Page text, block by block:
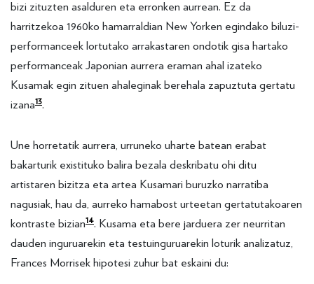
bizi zituzten asalduren eta erronken aurrean. Ez da
harritzekoa 1960ko hamarraldian New Yorken egindako biluzi-
performanceek lortutako arrakastaren ondotik gisa hartako
performanceak Japonian aurrera eraman ahal izateko
Kusamak egin zituen ahaleginak berehala zapuztuta gertatu
izana13.
Une horretatik aurrera, urruneko uharte batean erabat
bakarturik existituko balira bezala deskribatu ohi ditu
artistaren bizitza eta artea Kusamari buruzko narratiba
nagusiak, hau da, aurreko hamabost urteetan gertatutakoaren
kontraste bizian14. Kusama eta bere jarduera zer neurritan
dauden inguruarekin eta testuinguruarekin loturik analizatuz,
Frances Morrisek hipotesi zuhur bat eskaini du: